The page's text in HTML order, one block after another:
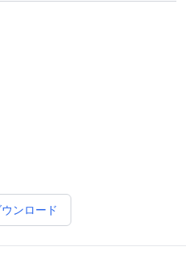
ンロード